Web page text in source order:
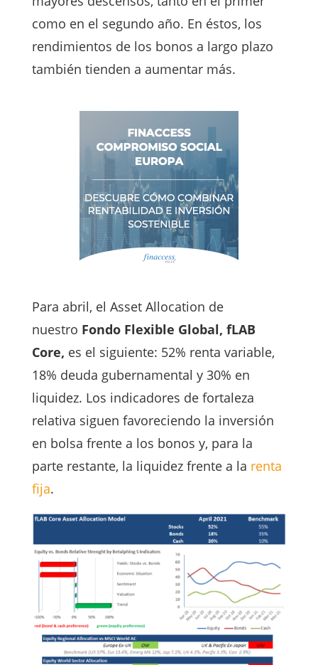
como en el segundo año. En éstos, los
rendimientos de los bonos a largo plazo
también tienden a aumentar más.
Para abril, el Asset Allocation de
nuestro Fondo Flexible Global, fLAB
Core, es el siguiente: 52% renta variable,
18% deuda gubernamental y 30% en
liquidez. Los indicadores de fortaleza
relativa siguen favoreciendo la inversión
en bolsa frente a los bonos y, para la
parte restante, la liquidez frente a la renta
fija.